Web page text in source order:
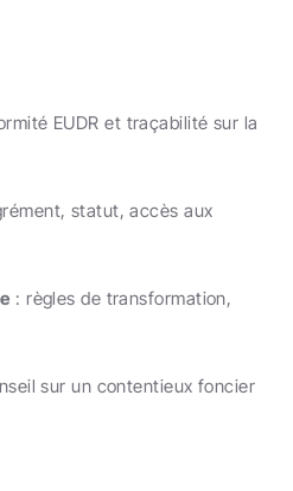
EUDR et traçabilité sur la
statut, accès aux
: règles de transformation,
sur un contentieux foncier